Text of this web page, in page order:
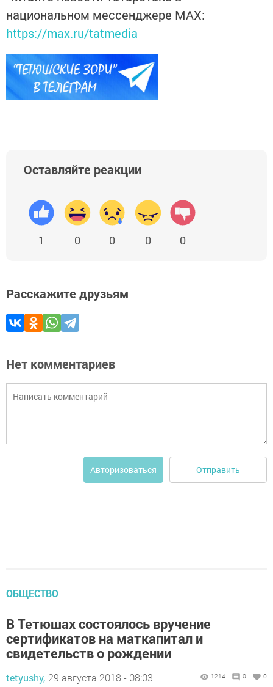
национальном мессенджере MАХ:
https://max.ru/tatmedia
Оставляйте реакции
1 0 0 0 0
Расскажите друзьям
Нет комментариев
Авторизоваться Отправить
ОБЩЕСТВО
В Тетюшах состоялось вручение
сертификатов на маткапитал и
свидетельств о рождении
tetyushy, 29 августа 2018 - 08:03 1214 0 0